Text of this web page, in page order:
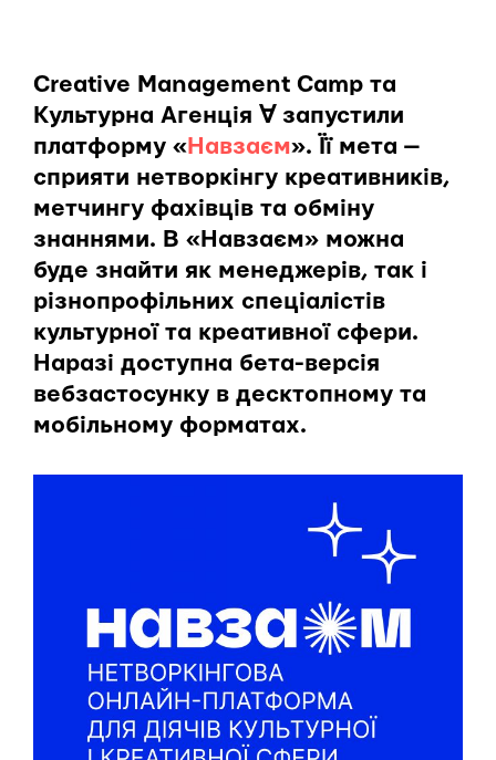
Creative Management Camp та
Культурна Агенція ∀ запустили
платформу «Навзаєм». Її мета —
сприяти нетворкінгу креативників,
метчингу фахівців та обміну
знаннями. В «Навзаєм» можна
буде знайти як менеджерів, так і
різнопрофільних спеціалістів
культурної та креативної сфери.
Наразі доступна бета-версія
вебзастосунку в десктопному та
мобільному форматах.